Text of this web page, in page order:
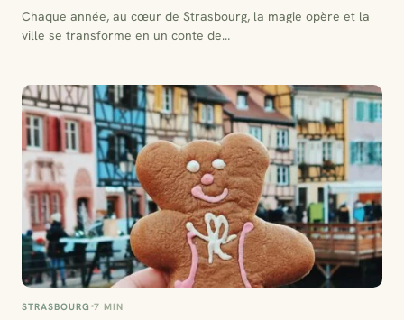
Chaque année, au cœur de Strasbourg, la magie opère et la
ville se transforme en un conte de…
STRASBOURG 7 MIN